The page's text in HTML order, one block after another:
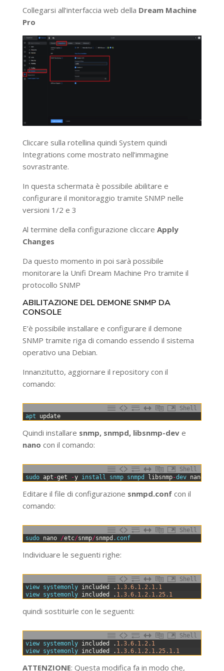
Collegarsi all’interfaccia web della Dream Machine
Pro
Cliccare sulla rotellina quindi System quindi
Integrations come mostrato nell’immagine
sovrastrante.
In questa schermata è possibile abilitare e
configurare il monitoraggio tramite SNMP nelle
versioni 1/2 e 3
Al termine della configurazione cliccare Apply
Changes
Da questo momento in poi sarà possibile
monitorare la Unifi Dream Machine Pro tramite il
protocollo SNMP
ABILITAZIONE DEL DEMONE SNMP DA
CONSOLE
E’è possibile installare e configurare il demone
SNMP tramite riga di comando essendo il sistema
operativo una Debian.
Innanzitutto, aggiornare il repository con il
comando:
Shell
apt update
Quindi installare snmp, snmpd, libsnmp-deve
nano con il comando:
Shell
sudo apt -get -y install snmp snmpd libsnmp-dev nano
Editare il file di configurazione snmpd.confcon il
comando:
Shell
sudo nano /etc/snmp/snmpd .conf
Individuare le seguenti righe:
Shell
view systemonly included . 1.3.6.1.2.1.1
view systemonly included . 1.3.6.1.2.1.25.1
quindi sostituirle con le seguenti:
Shell
view systemonly included . 1.3.6.1.2.1
view systemonly included . 1.3.6.1.2.1.25.1.1
ATTENZIONE: Questa modifica fa in modo che,